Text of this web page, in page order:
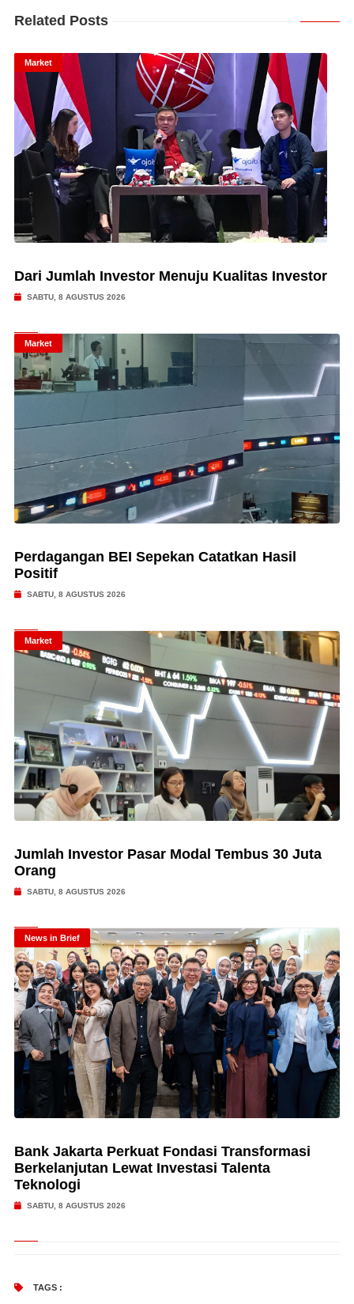
Related Posts
Market
Dari Jumlah Investor Menuju Kualitas Investor
SABTU, 8 AGUSTUS 2026
Market
Perdagangan BEI Sepekan Catatkan Hasil
Positif
SABTU, 8 AGUSTUS 2026
Market
Jumlah Investor Pasar Modal Tembus 30 Juta
Orang
SABTU, 8 AGUSTUS 2026
News in Brief
Bank Jakarta Perkuat Fondasi Transformasi
Berkelanjutan Lewat Investasi Talenta
Teknologi
SABTU, 8 AGUSTUS 2026
TAGS :